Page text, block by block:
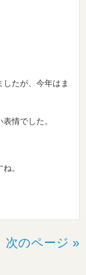
たが、今年はま
情でした。
。
次のページ »